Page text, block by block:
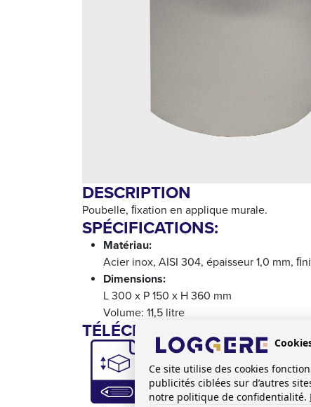
DESCRIPTION
Poubelle, ﬁxation en applique murale.
SPÉCIFICATIONS:
Matériau:
Acier inox, AISI 304, épaisseur 1,0 mm,
Dimensions:
L 300 x P 150 x H 360 mm
Volume: 11,5 litre
TÉLÉCHARGEMENTS:
Ce site utilise des cookies
publicités ciblées sur d’autres
notre politique de confidentialité.